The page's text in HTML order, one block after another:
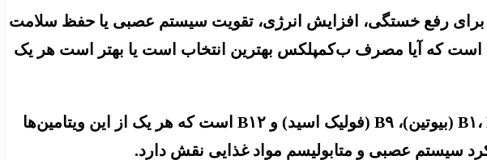
برای رفع خستگی، افزایش انرژی، تقویت سیستم عصبی یا حفظ سلامت
است که آیا مصرف ب‌کمپلکس بهترین انتخاب است یا بهتر است هر یک
او ادامه داد: ویتامین‌های گروه B شامل چندین ویتامین مختلف از جمله B۱، B۲، B۳، B۵، B۶، B۷ (بیوتین)، B۹ (فولیک اسید) و B۱۲ است که هر یک از این ویتامین‌ها
سیستم عصبی و متابولیسم مواد غذایی نقش دارد.